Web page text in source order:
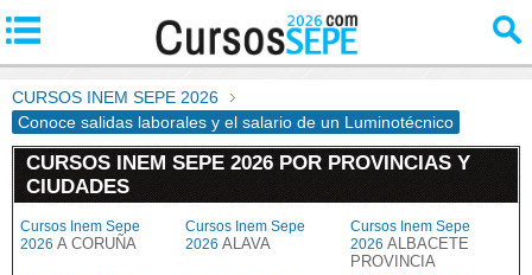
CURSOS INEM SEPE 2026
Conoce salidas laborales y el salario de un Luminotécnico
CURSOS INEM SEPE 2026 POR PROVINCIAS Y
CIUDADES
Cursos Inem Sepe
2026 A CORUÑA
Cursos Inem Sepe
2026 ALAVA
Cursos Inem Sepe
2026 ALBACETE
PROVINCIA